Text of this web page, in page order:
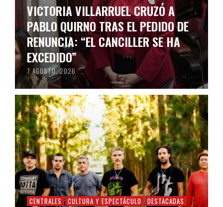
VICTORIA VILLARRUEL CRUZÓ A
PABLO QUIRNO TRAS EL PEDIDO DE
RENUNCIA: “EL CANCILLER SE HA
EXCEDIDO”
7 AGOSTO, 2026
CENTRALES CULTURA Y ESPECTÁCULO
DESTACADAS